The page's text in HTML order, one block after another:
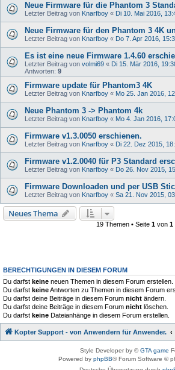
Neue Firmware für die Phantom 3
Letzter Beitrag von Knarfboy « Di 10. Mai 2016,
Neue Firmware für den Phantom 3 4K
Letzter Beitrag von Knarfboy « Do 7. Apr 2016,
Es ist eine neue Firmware 1.4.60
Letzter Beitrag von volmi69 « Di 15. Mär 2016,
Antworten: 9
Firmware update für Phantom3 4K
Letzter Beitrag von Knarfboy « Mo 25. Jan 2016,
Neue Phantom 3 -> Phantom 4k
Letzter Beitrag von Knarfboy « Mo 4. Jan 2016,
Firmware v1.3.0050 erschienen.
Letzter Beitrag von Knarfboy « Di 22. Dez 2015,
Firmware v1.2.0040 für P3 Standard
Letzter Beitrag von Knarfboy « Do 26. Nov 2015,
Firmware Downloaden und per USB
Letzter Beitrag von Knarfboy « Sa 21. Nov 2015,
Neues Thema
19 Themen • Seite 1 von 1
BERECHTIGUNGEN IN DIESEM FORUM
Du darfst keine neuen Themen in diesem Forum erstellen.
Du darfst keineAntworten zu Themen in diesem Forum
Du darfst deine Beiträge in diesem Forum nicht ändern.
Du darfst deine Beiträge in diesem Forum nicht löschen.
Du darfst keine Dateianhänge in diesem Forum erstellen.
Kopter Support - von Anwendern für Anwender.
Style Developer by ©GTA game
Powered by phpBB® Forum Software ©